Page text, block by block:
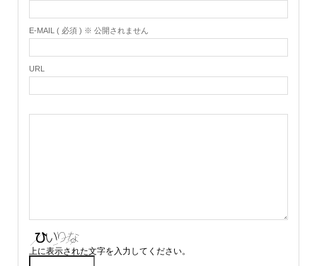
E-MAIL ( 必須 ) ※ 公開されません
URL
上に表示された文字を入力してください。